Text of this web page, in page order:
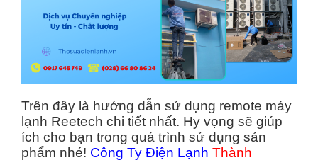
Trên đây là hướng dẫn sử dụng remote máy
lạnh Reetech chi tiết nhất. Hy vọng sẽ giúp
ích cho bạn trong quá trình sử dụng sản
phẩm nhé! Công Ty Điện Lạnh Thành